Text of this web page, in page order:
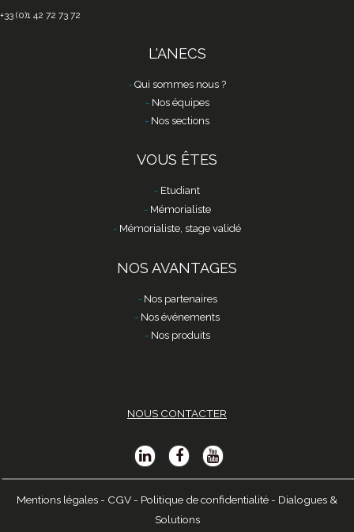
+33 (0)1 42 72 73 72
L'ANECS
Qui sommes nous ?
Nos équipes
Nos sections
VOUS ÊTES
Etudiant
Mémorialiste
Mémorialiste, stage validé
NOS AVANTAGES
Nos partenaires
Nos événements
Nos produits
NOUS CONTACTER
Mentions légales - CGV - Politique de confidentialité - Dialogues &
Solutions